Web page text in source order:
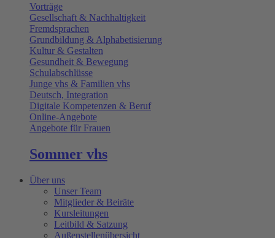
Vorträge
Gesellschaft & Nachhaltigkeit
Fremdsprachen
Grundbildung & Alphabetisierung
Kultur & Gestalten
Gesundheit & Bewegung
Schulabschlüsse
Junge vhs & Familien vhs
Deutsch, Integration
Digitale Kompetenzen & Beruf
Online-Angebote
Angebote für Frauen
Sommer vhs
Über uns
Unser Team
Mitglieder & Beiräte
Kursleitungen
Leitbild & Satzung
Außenstellenübersicht